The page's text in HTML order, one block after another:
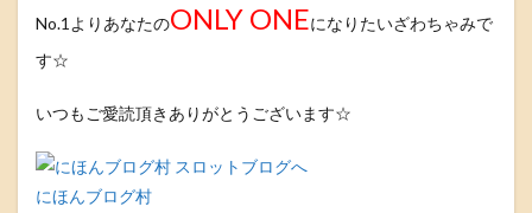
No.1よりあなたのONLY ONEになりたいざわちゃみで
す☆
いつもご愛読頂きありがとうございます☆
にほんブログ村